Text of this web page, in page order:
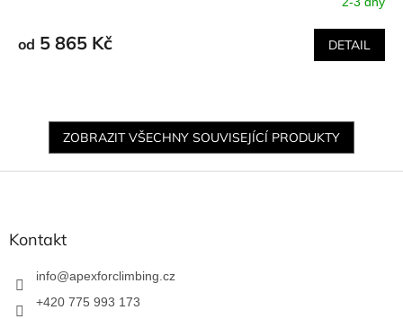
od 5 865 Kč DETAIL
ZOBRAZIT VŠECHNY SOUVISEJÍCÍ PRODUKTY
Z
Kontakt
info@apexforclimbing.cz
+420 775 993 173